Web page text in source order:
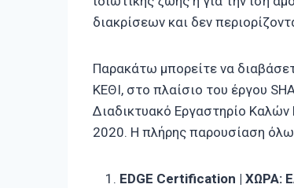
διακρίσεων και δεν
Παρακάτω μπορείτε να
ΚΕΘΙ, στο πλαίσιο του έργου
Διαδικτυακό Εργαστηρίο Καλών
2020. Η πλήρης παρουσίαση
EDGE Certification | ΧΩΡΑ: